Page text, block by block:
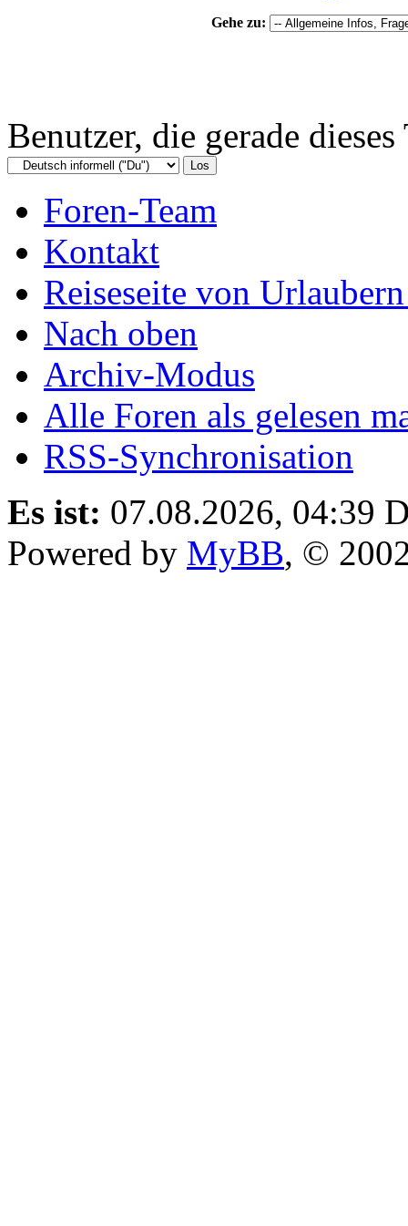
Gehe zu:
Benutzer, die gerade
Foren-Team
Kontakt
Reiseseite von
Nach oben
Archiv-Modus
Alle Foren als gelesen
RSS-Synchronisation
Es ist: 07.08.2026, 04:39
Powered by MyBB, ©